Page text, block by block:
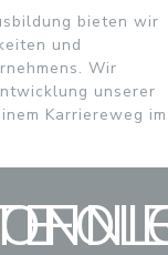
bieten wir
und
Wir
unserer
Karriereweg im